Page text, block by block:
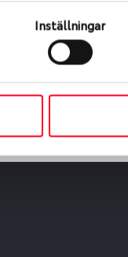
Inställningar
tid för